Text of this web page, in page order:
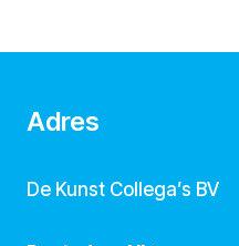
Adres
De Kunst Collega’s BV